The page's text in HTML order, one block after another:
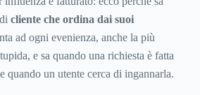
cliente che ordina dai suoi
ad ogni evenienza, anche la più
e sa quando una richiesta è fatta
e quando un utente cerca di ingannarla.